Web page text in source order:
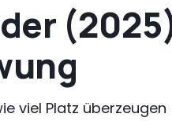
viel Platz überzeugen